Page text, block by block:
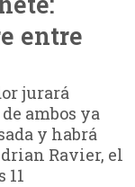
entre
jurará
ambos ya
y habrá
Ravier, el
11